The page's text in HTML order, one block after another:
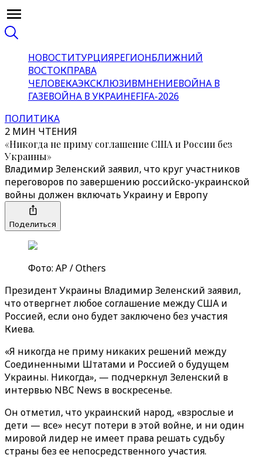
НОВОСТИТУРЦИЯРЕГИОНБЛИЖНИЙ
ВОСТОКПРАВА
ЧЕЛОВЕКАЭКСКЛЮЗИВМНЕНИЕВОЙНА В
ГАЗЕВОЙНА В УКРАИНЕFIFA-2026
ПОЛИТИКА
2 МИН ЧТЕНИЯ
«Никогда не приму соглашение США и России без
Украины»
Владимир Зеленский заявил, что круг участников
переговоров по завершению российско-украинской
войны должен включать Украину и Европу
Поделиться
Фото: AP / Others
Президент Украины Владимир Зеленский заявил,
что отвергнет любое соглашение между США и
Россией, если оно будет заключено без участия
Киева.
«Я никогда не приму никаких решений между
Соединенными Штатами и Россией о будущем
Украины. Никогда», — подчеркнул Зеленский в
интервью NBC News в воскресенье.
Он отметил, что украинский народ, «взрослые и
дети — все» несут потери в этой войне, и ни один
мировой лидер не имеет права решать судьбу
страны без ее непосредственного участия.